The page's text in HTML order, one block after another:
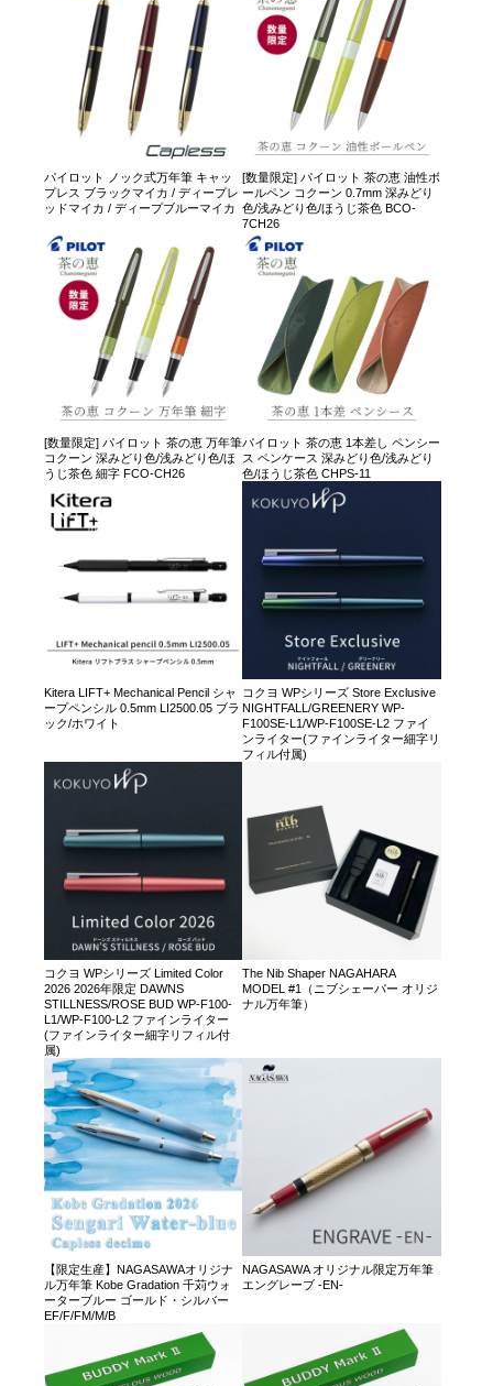
パイロット ノック式万年筆 キャッ
プレス ブラックマイカ / ディープレ
ッドマイカ / ディープブルーマイカ
[数量限定] パイロット 茶の恵 油性ボ
ールペン コクーン 0.7mm 深みどり
色/浅みどり色/ほうじ茶色 BCO-
7CH26
[数量限定] パイロット 茶の恵 万年筆
コクーン 深みどり色/浅みどり色/ほ
うじ茶色 細字 FCO-CH26
パイロット 茶の恵 1本差し ペンシー
ス ペンケース 深みどり色/浅みどり
色/ほうじ茶色 CHPS-11
Kitera LIFT+ Mechanical Pencil シャ
ープペンシル 0.5mm LI2500.05 ブラ
ック/ホワイト
コクヨ WPシリーズ Store Exclusive
NIGHTFALL/GREENERY WP-
F100SE-L1/WP-F100SE-L2 ファイ
ンライター(ファインライター細字リ
フィル付属)
コクヨ WPシリーズ Limited Color
2026 2026年限定 DAWNS
STILLNESS/ROSE BUD WP-F100-
L1/WP-F100-L2 ファインライター
(ファインライター細字リフィル付
属)
The Nib Shaper NAGAHARA
MODEL #1（ニブシェーパー オリジ
ナル万年筆）
【限定生産】NAGASAWAオリジナ
ル万年筆 Kobe Gradation 千苅ウォ
ーターブルー ゴールド・シルバー
EF/F/FM/M/B
NAGASAWA オリジナル限定万年筆
エングレーブ -EN-